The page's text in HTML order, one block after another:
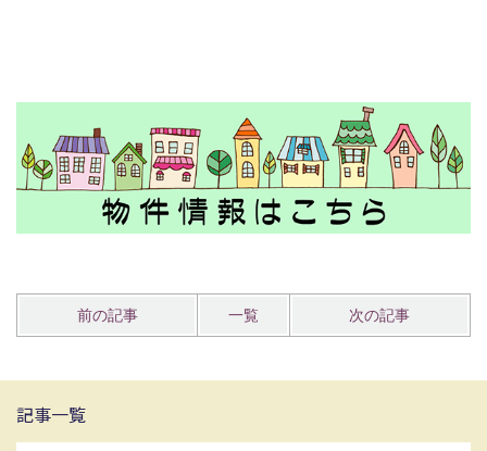
前の記事 一覧 次の記事
記事一覧